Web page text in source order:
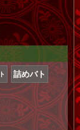
詰めバト